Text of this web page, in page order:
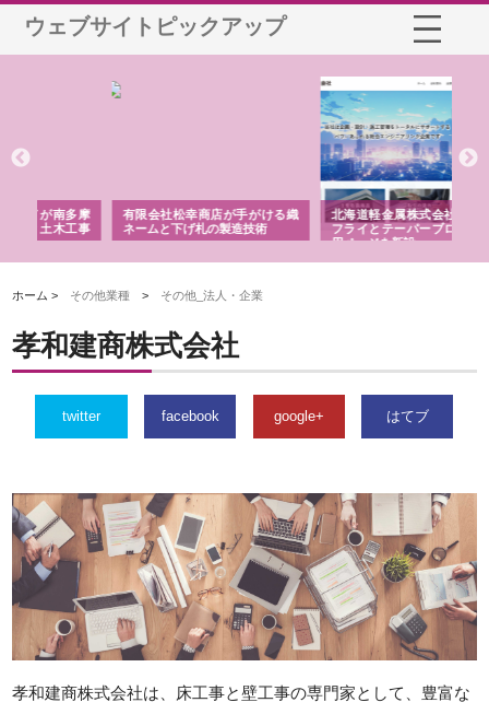
ウェブサイトピックアップ
有限会社松幸商店が手がける織
ネームと下げ札の製造技術
北海道軽金属株式会社がスノー
フライとテーパーブロックの専
用ページを新設
ホーム > その他業種 > その他_法人・企業
孝和建商株式会社
twitter facebook google+ はてブ
孝和建商株式会社は、床工事と壁工事の専門家として、豊富な